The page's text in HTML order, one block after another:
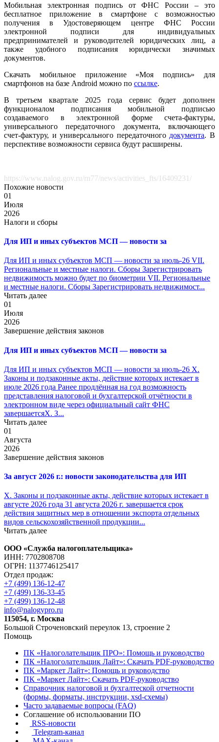
Мобильная электронная подпись от ФНС России – это
бесплатное приложение в смартфоне с возможностью
получения в Удостоверяющем центре ФНС России
электронной подписи для индивидуальных
предпринимателей и руководителей юридических лиц, а
также удобного подписания юридически значимых
документов.
Скачать мобильное приложение «Моя подпись» для
смартфонов на базе Android можно по ссылке.
В третьем квартале 2025 года сервис будет дополнен
функционалом подписания мобильной подписью
создаваемого в электронной форме счета-фактуры,
универсального передаточного документа, включающего
счет-фактуру, и универсального передаточного документа. В
перспективе возможности сервиса будут расширены.
https://www.nalog.gov.ru/rn77/news/activities_fts/16409231/
Похожие новости
01
Июля
2026
Налоги и сборы
Для ИП и иных субъектов МСП — новости за
Для ИП и иных субъектов МСП — новости за июль-26 VII.
Региональные и местные налоги. Сборы Зарегистрировать
недвижимость можно будет по биометрии VII. Региональные
и местные налоги. Сборы Зарегистрировать недвижимост...
Читать далее
01
Июля
2026
Завершение действия законов
Для ИП и иных субъектов МСП — новости за
Для ИП и иных субъектов МСП — новости за июль-26 X.
Законы и подзаконные акты, действие которых истекает в
июле 2026 года Ранее продлённая на год возможность
представления налоговой и бухгалтерской отчётности в
электронном виде через официальный сайт ФНС
завершаетсяX. З...
Читать далее
01
Августа
2026
Завершение действия законов
За август 2026 г.: новости законодательства для ИП
X. Законы и подзаконные акты, действие которых истекает в
августе 2026 года 31 августа 2026 г. завершается срок
действия защитных мер в отношении экспорта отдельных
видов сельскохозяйственной продукции...
Читать далее
ООО «Служба налогоплательщика»
ИНН: 7702808708
ОГРН: 1137746125417
Отдел продаж:
+7 (499) 136-12-47
+7 (499) 136-33-45
+7 (499) 136-12-48
info@nalogypro.ru
115054, г. Москва
Большой Строченовский переулок 13, строение 2
Помощь
ПК «Налоголательщик ПРО»: Помощь и руководство
ПК «Налоголательщик Лайт»: Скачать PDF-руководство
ПК «Маркет Лайт»: Помощь и руководство
ПК «Маркет Лайт»: Скачать PDF-руководство
Справочник налоговой и бухгалтеской отчетности
(формы, форматы, инструкции, xsd-схемы)
Часто задаваемые вопросы (FAQ)
Соглашение об использовании ПО
RSS-новости
Telegram-канал